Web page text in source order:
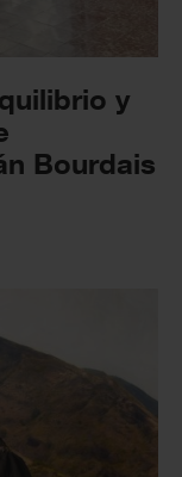
y
Bourdais